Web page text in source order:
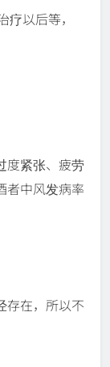
以后等，
度紧张、疲劳
者中风发病率
存在，所以不